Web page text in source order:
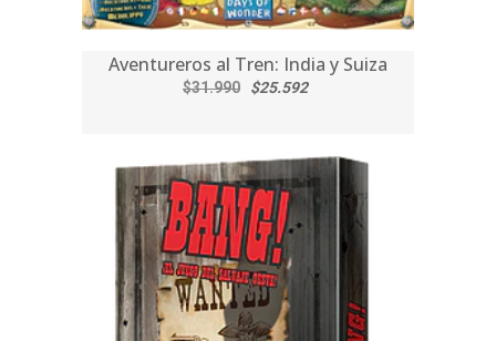
Aventureros al Tren: India y Suiza
$31.990 $25.592